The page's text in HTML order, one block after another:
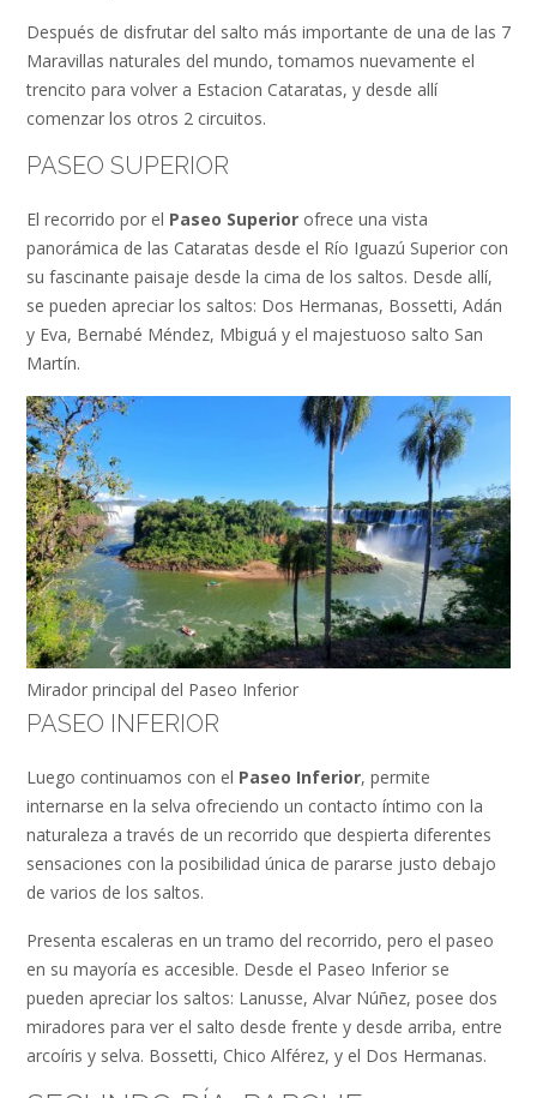
Después de disfrutar del salto más importante de una de las 7
Maravillas naturales del mundo, tomamos nuevamente el
trencito para volver a Estacion Cataratas, y desde allí
comenzar los otros 2 circuitos.
PASEO SUPERIOR
El recorrido por el Paseo Superior ofrece una vista
panorámica de las Cataratas desde el Río Iguazú Superior con
su fascinante paisaje desde la cima de los saltos. Desde allí,
se pueden apreciar los saltos: Dos Hermanas, Bossetti, Adán
y Eva, Bernabé Méndez, Mbiguá y el majestuoso salto San
Martín.
Mirador principal del Paseo Inferior
PASEO INFERIOR
Luego continuamos con el Paseo Inferior, permite
internarse en la selva ofreciendo un contacto íntimo con la
naturaleza a través de un recorrido que despierta diferentes
sensaciones con la posibilidad única de pararse justo debajo
de varios de los saltos.
Presenta escaleras en un tramo del recorrido, pero el paseo
en su mayoría es accesible. Desde el Paseo Inferior se
pueden apreciar los saltos: Lanusse, Alvar Núñez, posee dos
miradores para ver el salto desde frente y desde arriba, entre
arcoíris y selva. Bossetti, Chico Alférez, y el Dos Hermanas.